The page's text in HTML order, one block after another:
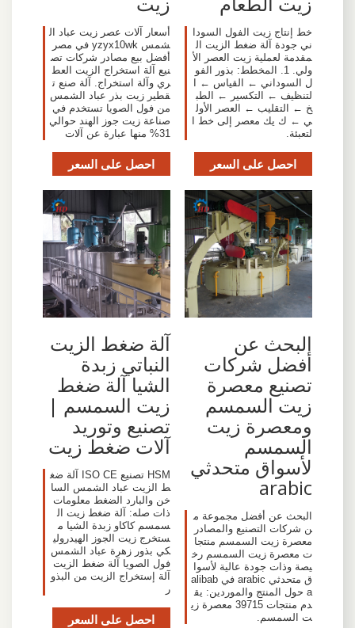
خط إنتاج زيت الفول السودا
ني جودة آلة ضغط الزيت ال
مقدمة لعملية زيت العصر الأ
ولي. 1. المخطط: بذور الفو
ل السوداني ← القياس ← ا
لتنظيف ← التكسير ← الطب
خ ← التقليب ← العصر الأول
ي ← ك يك معصر إلى خط ا
لتعبئة.
احصل على السعر
أسعار آلات عصر زيت عباد ال
شمس yzyx10wk في مصر
أفضل بيع مصادر شركات تص
نيع آلة استخراج الزيت العط
ري وآلة استخراج. آلة صنع ت
قطير زيت بذر عباد الشمس
من فول الصويا تستخدم في
صناعة زيت جوز الهند حوالي
31% منها عبارة عن آلات
احصل على السعر
البحث عن
أفضل شركات
تصنيع معصرة
زيت السمسم
ومعصرة زيت
السمسم
لأسواق متحدثي
arabic
البحث عن أفضل مجموعة م
ن شركات التصنيع والمصادر
معصرة زيت السمسم منتجا
ت معصرة زيت السمسم رخ
يصة وذات جودة عالية لأسوا
ق متحدثي arabic في alibab
a حول المنتج والموردين: يق
دم منتجات 39715 معصرة زي
ت السمسم.
آلة ضغط الزيت
النباتي زبدة
الشيا آلة ضغط
زيت السمسم |
تصنيع وتوريد
آلات ضغط زيت
HSM تصنيع ISO CE آلة ضغ
ط الزيت عباد الشمس السا
خن والبارد الضغط معلومات
ذات صله: آلة ضغط زيت ال
سمسم كاكاو زبدة الشيا م
ستخرج زيت الجوز الهيدرولي
كي بذور زهرة عباد الشمس
فول الصويا آلة ضغط الزيت
آلة إستخراج الزيت من البذو
ر
احصل على السعر